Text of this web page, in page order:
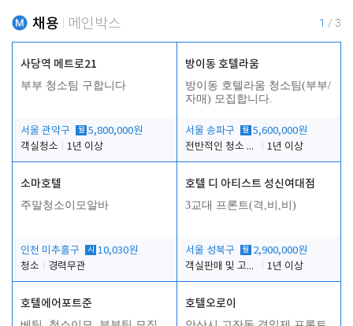
채용 메인박스 1 / 3
사당역 메트로21
부부 청소팀 구합니다
서울 관악구 월 5,800,000원
객실청소
1년 이상
방이동 호텔라움
방이동 호텔라움 청소팀(부부/
자매) 모집합니다.
서울 송파구 월 5,600,000원
전반적인 청소 업무(객실청소.객실정리)
1년 이상
소마호텔
주말청소이모알바
인천 미추홀구 시 10,030원
청소
경력무관
호텔 디 아티스트 성신여대점
3교대 프론트(격,비,비)
서울 성북구 월 2,900,000원
객실판매 및 고객응대
1년 이상
호텔에어포트준 호텔오로이